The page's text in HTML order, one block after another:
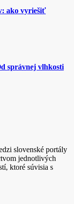
ako vyriešiť
správnej vlhkosti
slovenské portály
jednotlivých
ktoré súvisia s